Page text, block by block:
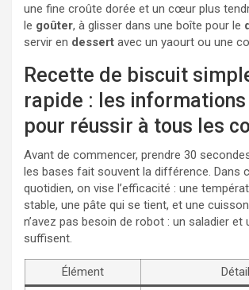
une fine croûte dorée et un cœur plus
le goûter, à glisser dans une boîte pour le
servir en dessert avec un yaourt ou une
Recette de biscuit
rapide : les
pour réussir à tous les
Avant de commencer, prendre 30
les bases fait souvent la différence. Dans
quotidien, on vise l’efficacité : une
stable, une pâte qui se tient, et une
n’avez pas besoin de robot : un saladier et
suffisent.
Élément
Détail